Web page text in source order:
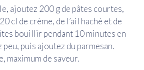
ajoutez 200 g de pâtes courtes,
cl de crème, de l’ail haché et de
bouillir pendant 10 minutes en
puis ajoutez du parmesan.
maximum de saveur.